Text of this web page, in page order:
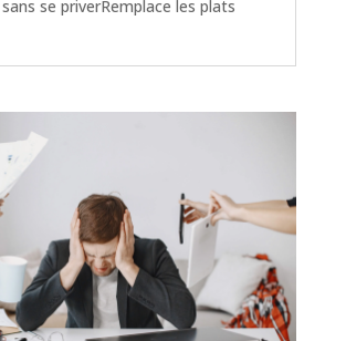
se priverRemplace les plats